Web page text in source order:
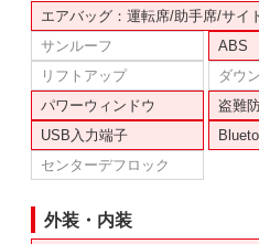
エアバッグ：運転席/助手席/サイ
サンルーフ
ABS
リフトアップ
ダウ
パワーウィンドウ
盗難
USB入力端子
センターデフロック
外装・内装